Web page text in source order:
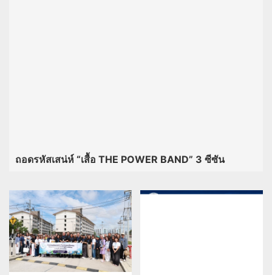
ถอดรหัสเสน่ห์ “เสื้อ THE POWER BAND” 3 ซีซัน